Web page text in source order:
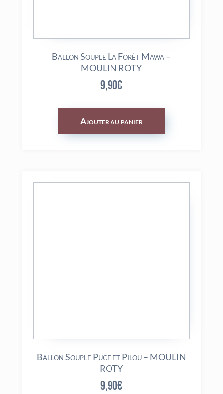
Ballon Souple La Forêt Mawa –
MOULIN ROTY
9,90€
Ajouter au panier
Ballon Souple Puce et Pilou – MOULIN
ROTY
9,90€